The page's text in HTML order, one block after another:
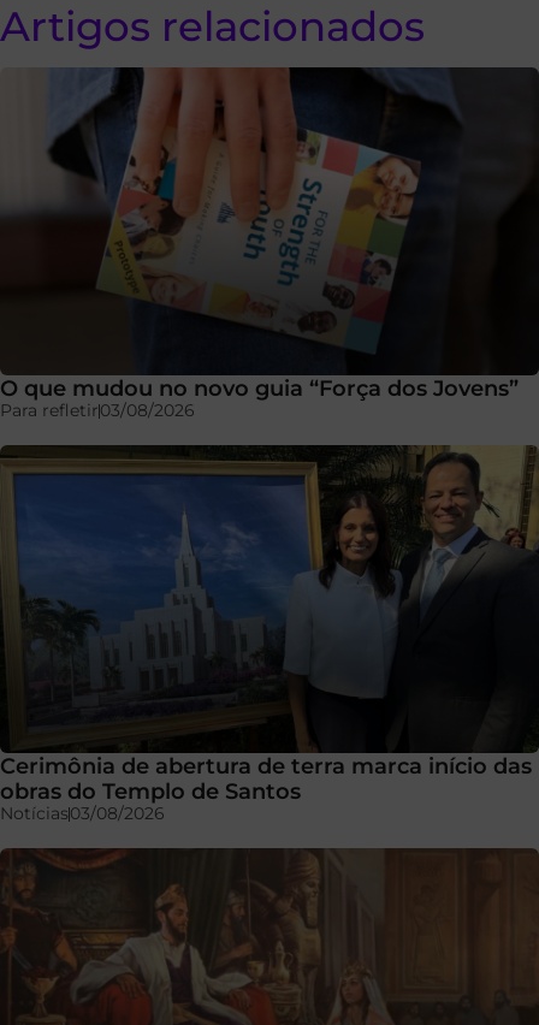
Artigos relacionados
O que mudou no novo guia “Força dos Jovens”
Para refletir03/08/2026
Cerimônia de abertura de terra marca início das
obras do Templo de Santos
Notícias03/08/2026